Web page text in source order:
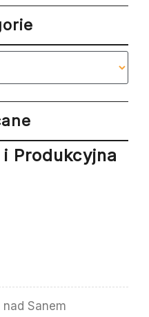
Produkcyjna
Sanem